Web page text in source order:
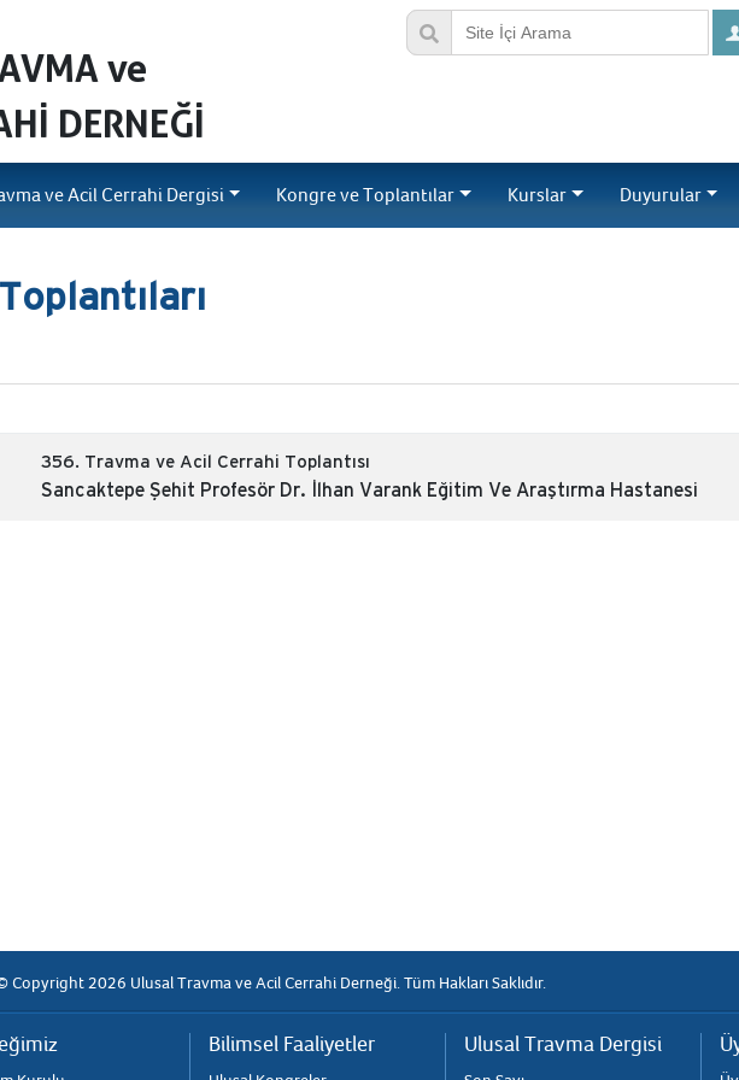
ve
DERNEĞİ
ve Acil Cerrahi Dergisi Kongre ve Toplantılar Kurslar Duyurular
356. Travma ve Acil Cerrahi Toplantısı
Sancaktepe Şehit Profesör Dr. İlhan Varank Eğitim Ve Araştırma Hastanesi
Copyright 2026 Ulusal Travma ve Acil Cerrahi Derneği. Tüm Hakları Saklıdır.
Bilimsel Faaliyetler Ulusal Travma Dergisi